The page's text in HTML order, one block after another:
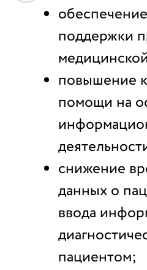
поддержки
повышение
помощи на
снижение
данных о
ввода
пациентом;